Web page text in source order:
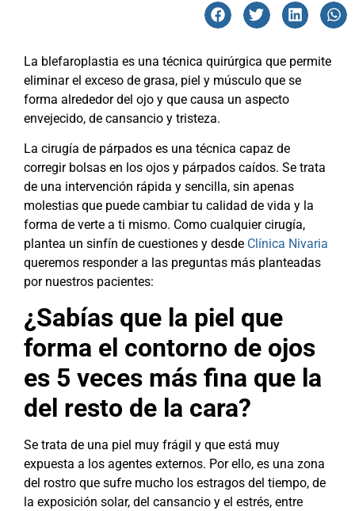
La blefaroplastia es una técnica quirúrgica que permite
eliminar el exceso de grasa, piel y músculo que se
forma alrededor del ojo y que causa un aspecto
envejecido, de cansancio y tristeza.
La cirugía de párpados es una técnica capaz de
corregir bolsas en los ojos y párpados caídos. Se trata
de una intervención rápida y sencilla, sin apenas
molestias que puede cambiar tu calidad de vida y la
forma de verte a ti mismo. Como cualquier cirugía,
plantea un sinfín de cuestiones y desde Clínica Nivaria
queremos responder a las preguntas más planteadas
por nuestros pacientes:
¿Sabías que la piel que
forma el contorno de ojos
es 5 veces más fina que la
del resto de la cara?
Se trata de una piel muy frágil y que está muy
expuesta a los agentes externos. Por ello, es una zona
del rostro que sufre mucho los estragos del tiempo, de
la exposición solar, del cansancio y el estrés, entre